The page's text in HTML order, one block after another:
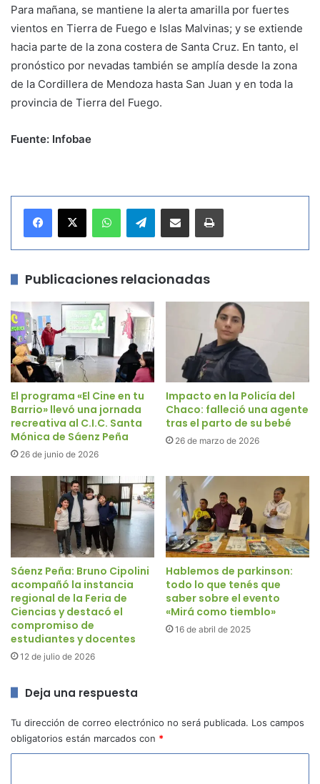
Para mañana, se mantiene la alerta amarilla por fuertes
vientos en Tierra de Fuego e Islas Malvinas; y se extiende
hacia parte de la zona costera de Santa Cruz. En tanto, el
pronóstico por nevadas también se amplía desde la zona
de la Cordillera de Mendoza hasta San Juan y en toda la
provincia de Tierra del Fuego.
Fuente: Infobae
Telegram
Publicaciones relacionadas
El programa «El Cine en tu
Barrio» llevó una jornada
recreativa al C.I.C. Santa
Mónica de Sáenz Peña
26 de junio de 2026
Impacto en la Policía del
Chaco: falleció una agente
tras el parto de su bebé
26 de marzo de 2026
Sáenz Peña: Bruno Cipolini
acompañó la instancia
regional de la Feria de
Ciencias y destacó el
compromiso de
estudiantes y docentes
12 de julio de 2026
Hablemos de parkinson:
todo lo que tenés que
saber sobre el evento
«Mirá como tiemblo»
16 de abril de 2025
Deja una respuesta
Tu dirección de correo electrónico no será publicada. Los campos
obligatorios están marcados con *